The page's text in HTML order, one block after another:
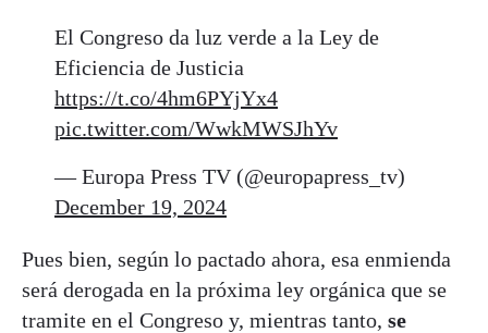
El Congreso da luz verde a la Ley de
Eficiencia de Justicia
https://t.co/4hm6PYjYx4
pic.twitter.com/WwkMWSJhYv
— Europa Press TV (@europapress_tv)
December 19, 2024
Pues bien, según lo pactado ahora, esa enmienda
será derogada en la próxima ley orgánica que se
tramite en el Congreso y, mientras tanto, se